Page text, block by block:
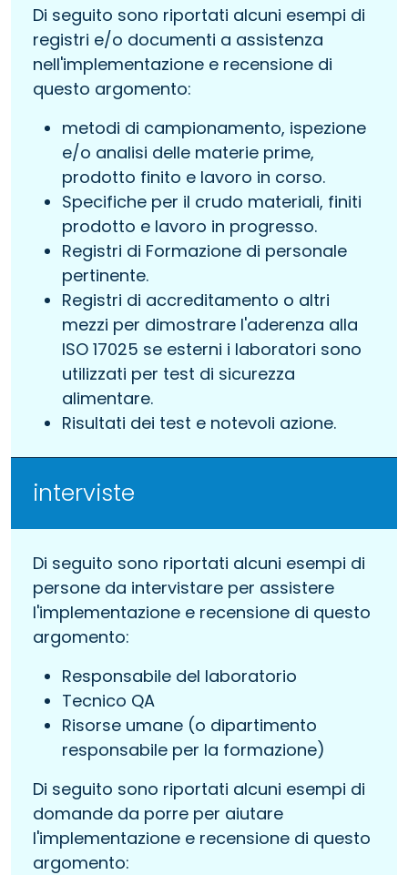
Di seguito sono riportati alcuni esempi di
registri e/o documenti a assistenza
nell'implementazione e recensione di
questo argomento:
metodi di campionamento, ispezione
e/o analisi delle materie prime,
prodotto finito e lavoro in corso.
Specifiche per il crudo materiali, finiti
prodotto e lavoro in progresso.
Registri di Formazione di personale
pertinente.
Registri di accreditamento o altri
mezzi per dimostrare l'aderenza alla
ISO 17025 se esterni i laboratori sono
utilizzati per test di sicurezza
alimentare.
Risultati dei test e notevoli azione.
interviste
Di seguito sono riportati alcuni esempi di
persone da intervistare per assistere
l'implementazione e recensione di questo
argomento:
Responsabile del laboratorio
Tecnico QA
Risorse umane (o dipartimento
responsabile per la formazione)
Di seguito sono riportati alcuni esempi di
domande da porre per aiutare
l'implementazione e recensione di questo
argomento: